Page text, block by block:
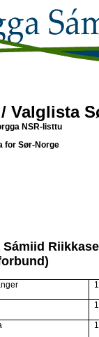
Valglista
NSR-listtu
for Sør-Norge
Sámiid